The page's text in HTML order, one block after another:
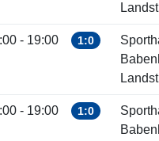
- 19:00 1:0
- 19:00 1:0